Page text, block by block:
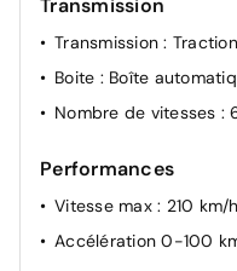
Transmission
Transmission:
Boite : Boîte
Nombre de vitesses :
Performances
Vitesse max : 210 km/h
Accélération 0-100